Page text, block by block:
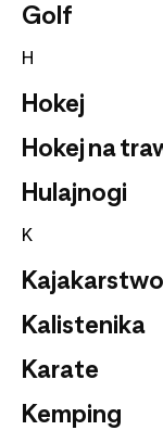
Golf
H
Hokej
Hokej na
Hulajnogi
K
Kajakarstwo
Kalistenika
Karate
Kemping